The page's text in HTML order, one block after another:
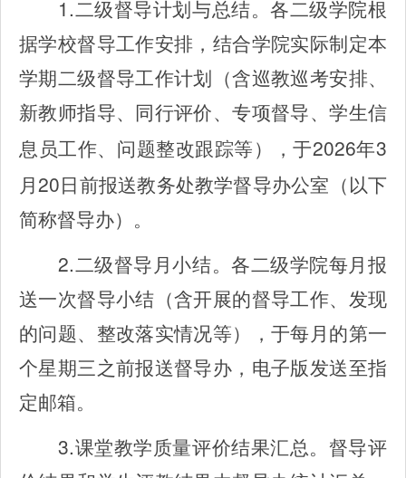
1.二级督导计划与总结。各二级学院根
据学校督导工作安排，结合学院实际制定本
学期二级督导工作计划（含巡教巡考安排、
新教师指导、同行评价、专项督导、学生信
息员工作、问题整改跟踪等），于2026年3
月20 日前报送教务处教学督导办公室（以下
简称督导办）。
2.二级督导月小结。各二级学院每月报
送一次督导小结（含开展的督导工作、发现
的问题、整改落实情况等），于每月的第一
个星期三之前报送督导办，电子版发送至指
定邮箱。
3.课堂教学质量评价结果汇总。督导评